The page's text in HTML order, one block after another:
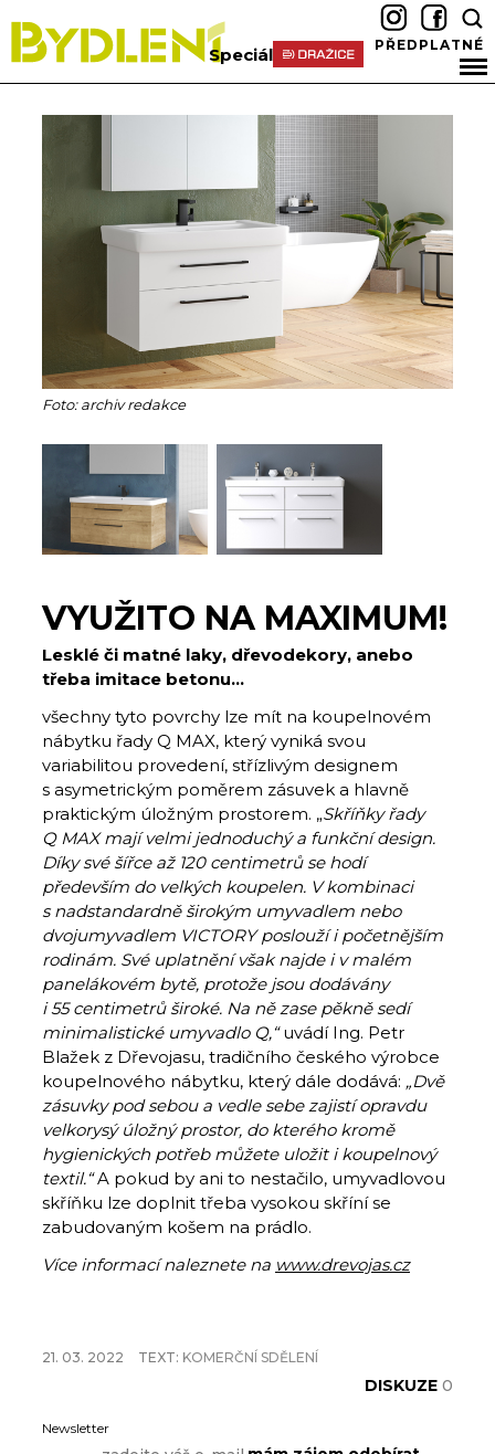
Speciál PŘEDPLATNÉ
Foto: archiv redakce
VYUŽITO NA MAXIMUM!
Lesklé či matné laky, dřevodekory, anebo
třeba imitace betonu…
všechny tyto povrchy lze mít na koupelnovém
nábytku řady Q MAX, který vyniká svou
variabilitou provedení, střízlivým designem
s asymetrickým poměrem zásuvek a hlavně
praktickým úložným prostorem. „Skříňky řady
Q MAX mají velmi jednoduchý a funkční design.
Díky své šířce až 120 centimetrů se hodí
především do velkých koupelen. V kombinaci
s nadstandardně širokým umyvadlem nebo
dvojumyvadlem VICTORY poslouží i početnějším
rodinám. Své uplatnění však najde i v malém
panelákovém bytě, protože jsou dodávány
i 55 centimetrů široké. Na ně zase pěkně sedí
minimalistické umyvadlo Q,“uvádí Ing. Petr
Blažek z Dřevojasu, tradičního českého výrobce
koupelnového nábytku, který dále dodává: „Dvě
zásuvky pod sebou a vedle sebe zajistí opravdu
velkorysý úložný prostor, do kterého kromě
hygienických potřeb můžete uložit i koupelnový
textil.“A pokud by ani to nestačilo, umyvadlovou
skříňku lze doplnit třeba vysokou skříní se
zabudovaným košem na prádlo.
Více informací naleznete na www.drevojas.cz
21. 03. 2022 TEXT: KOMERČNÍ SDĚLENÍ
DISKUZE 0
Newsletter